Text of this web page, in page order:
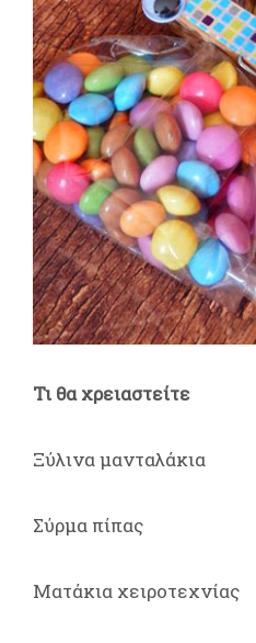
Τι θα χρειαστείτε
Ξύλινα μανταλάκια
Σύρμα πίπας
Ματάκια χειροτεχνίας